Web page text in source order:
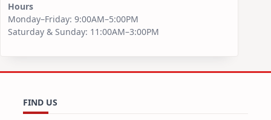
Hours
Monday–Friday: 9:00AM–5:00PM
Saturday & Sunday: 11:00AM–3:00PM
FIND US